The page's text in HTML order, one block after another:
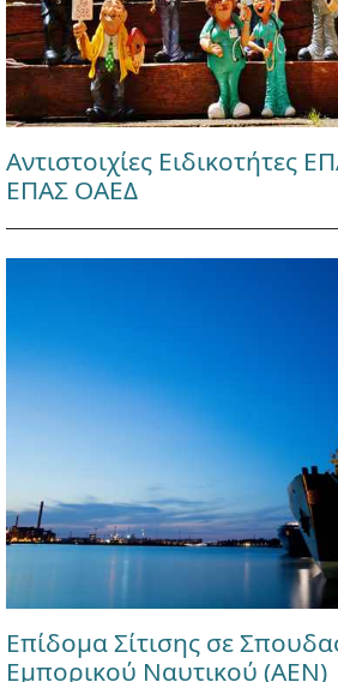
Αντιστοιχίες Ειδικοτήτες
ΕΠΑΣ ΟΑΕΔ
Επίδομα Σίτισης σε
Εμπορικού Ναυτικού (ΑΕΝ)